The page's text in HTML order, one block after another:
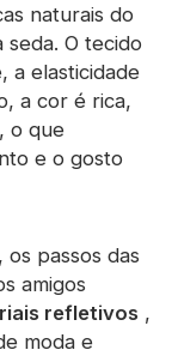
naturais do
O tecido
a elasticidade
a cor é rica,
o que
e o gosto
passos das
amigos
refletivos ,
moda e